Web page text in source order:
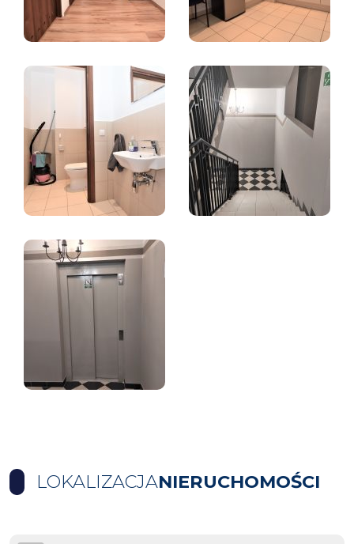
LOKALIZACJANIERUCHOMOŚCI